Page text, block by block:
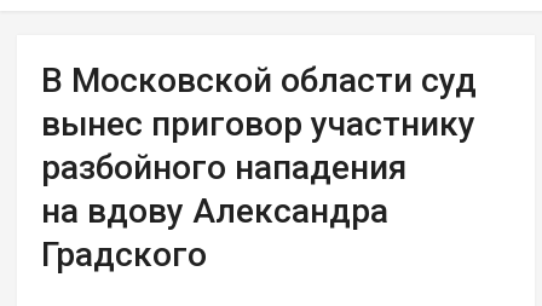
В Московской области суд
вынес приговор участнику
разбойного нападения
на вдову Александра
Градского